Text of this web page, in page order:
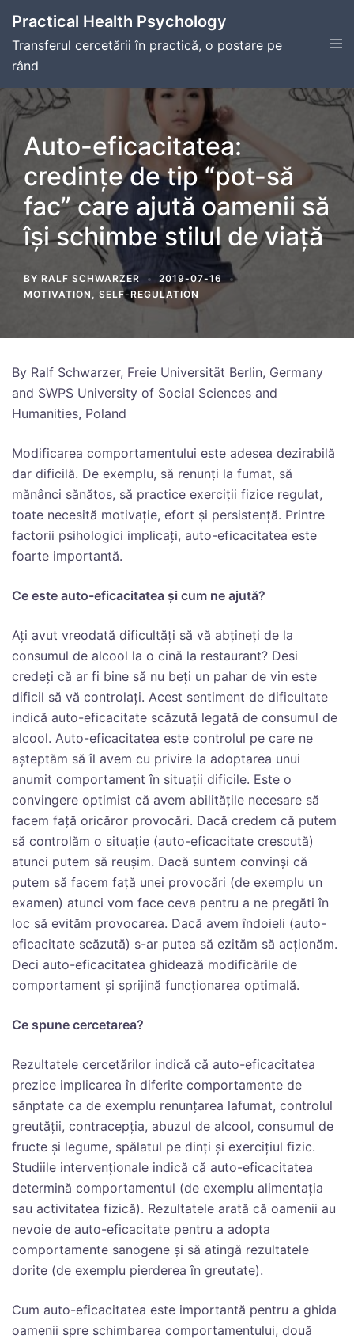
content
Practical Health Psychology
Transferul cercetării în practică, o postare pe
rând
Auto-eficacitatea:
credințe de tip “pot-să
fac” care ajută oamenii să
își schimbe stilul de viață
BY RALF SCHWARZER
2019-07-16
MOTIVATION , SELF-REGULATION
By Ralf Schwarzer, Freie Universität Berlin, Germany
and SWPS University of Social Sciences and
Humanities, Poland
Modificarea comportamentului este adesea dezirabilă
dar dificilă. De exemplu, să renunți la fumat, să
mănânci sănătos, să practice exerciții fizice regulat,
toate necesită motivație, efort și persistență. Printre
factorii psihologici implicați, auto-eficacitatea este
foarte importantă.
Ce este auto-eficacitatea și cum ne ajută?
Ați avut vreodată dificultăți să vă abțineți de la
consumul de alcool la o cină la restaurant? Desi
credeți că ar fi bine să nu beți un pahar de vin este
dificil să vă controlați. Acest sentiment de dificultate
indică auto-eficacitate scăzută legată de consumul de
alcool. Auto-eficacitatea este controlul pe care ne
așteptăm să îl avem cu privire la adoptarea unui
anumit comportament în situații dificile. Este o
convingere optimist că avem abilitățile necesare să
facem față oricăror provocări. Dacă credem că putem
să controlăm o situație (auto-eficacitate crescută)
atunci putem să reușim. Dacă suntem convinși că
putem să facem față unei provocări (de exemplu un
examen) atunci vom face ceva pentru a ne pregăti în
loc să evităm provocarea. Dacă avem îndoieli (auto-
eficacitate scăzută) s-ar putea să ezităm să acționăm.
Deci auto-eficacitatea ghidează modificările de
comportament și sprijină funcționarea optimală.
Ce spune cercetarea?
Rezultatele cercetărilor indică că auto-eficacitatea
prezice implicarea în diferite comportamente de
sănptate ca de exemplu renunțarea lafumat, controlul
greutății, contracepția, abuzul de alcool, consumul de
fructe și legume, spălatul pe dinți și exercițiul fizic.
Studiile intervenționale indică că auto-eficacitatea
determină comportamentul (de exemplu alimentația
sau activitatea fizică). Rezultatele arată că oamenii au
nevoie de auto-eficacitate pentru a adopta
comportamente sanogene și să atingă rezultatele
dorite (de exemplu pierderea în greutate).
Cum auto-eficacitatea este importantă pentru a ghida
oamenii spre schimbarea comportamentului, două